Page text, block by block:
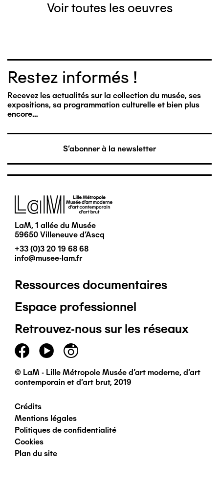
Voir toutes les oeuvres
Restez informés !
Recevez les actualités sur la collection du musée, ses
expositions, sa programmation culturelle et bien plus
encore…
S'abonner à la newsletter
Image
LaM, 1 allée du Musée
59650 Villeneuve d'Ascq
+33 (0)3 20 19 68 68
info@musee-lam.fr
Pied
de
page
principal
Ressources documentaires
Espace professionnel
Retrouvez-nous sur les réseaux
© LaM - Lille Métropole Musée d'art moderne, d'art
contemporain et d'art brut, 2019
Pied
de
page
Crédits
Mentions légales
Politiques de confidentialité
Cookies
Plan du site